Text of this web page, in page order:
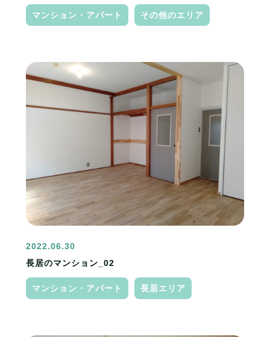
マンション・アパート その他のエリア
2022.06.30
長居のマンション_02
マンション・アパート 長居エリア